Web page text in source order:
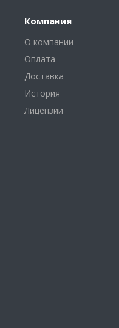
Компания
О компании
Оплата
Доставка
История
Лицензии